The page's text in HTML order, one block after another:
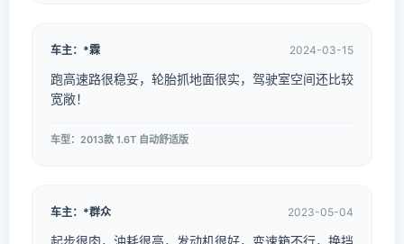
车主：*霖 2024-03-15
跑高速路很稳妥，轮胎抓地面很实，驾驶室空间还比较
宽敞！
车型：2013款 1.6T 自动舒适版
车主：*群众 2023-05-04
起步很肉，油耗很高，发动机很好，变速箱不行，换挡